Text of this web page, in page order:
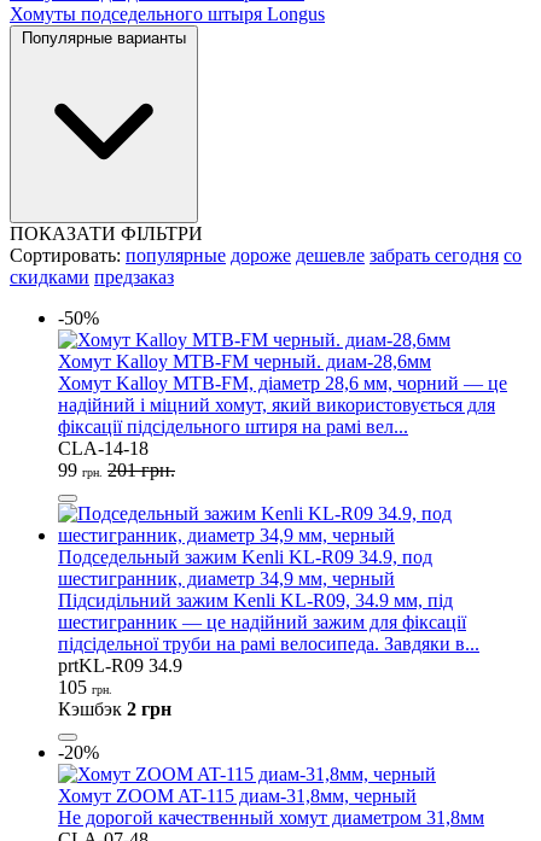
Хомуты подседельного штыря Longus
Популярные варианты
ПОКАЗАТИ ФІЛЬТРИ
Сортировать: популярные дороже дешевле забрать сегодня со
скидками предзаказ
-50%
Хомут Kalloy MTB-FM черный. диам-28,6мм
Хомут Kalloy MTB-FM, діаметр 28,6 мм, чорний — це
надійний і міцний хомут, який використовується для
фіксації підсідельного штиря на рамі вел...
CLA-14-18
99 грн. 201 грн.
Подседельный зажим Kenli KL-R09 34.9, под
шестигранник, диаметр 34,9 мм, черный
Підсидільний зажим Kenli KL-R09, 34.9 мм, під
шестигранник — це надійний зажим для фіксації
підсідельної труби на рамі велосипеда. Завдяки в...
prtKL-R09 34.9
105 грн.
Кэшбэк 2 грн
-20%
Хомут ZOOM AT-115 диам-31,8мм, черный
Не дорогой качественный хомут диаметром 31,8мм